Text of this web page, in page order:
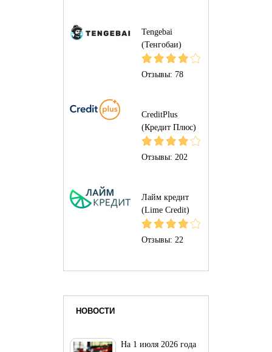
Tengebai
(Тенгобаи)
Отзывы: 78
CreditPlus
(Кредит Плюс)
Отзывы: 202
Лайм кредит
(Lime Credit)
Отзывы: 22
НОВОСТИ
На 1 июля 2026 года